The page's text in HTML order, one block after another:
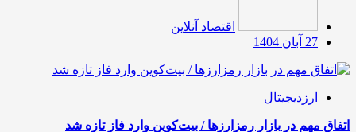
اقتصاد آنلاین
27 آبان 1404
ارزدیجیتال
اتفاق مهم در بازار رمزارزها / بیت‌کوین وارد فاز تازه شد